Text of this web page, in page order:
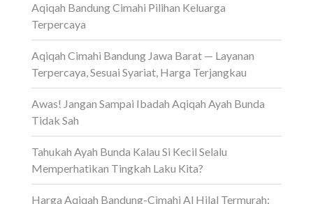
Aqiqah Bandung Cimahi Pilihan Keluarga
Terpercaya
Aqiqah Cimahi Bandung Jawa Barat — Layanan
Terpercaya, Sesuai Syariat, Harga Terjangkau
Awas! Jangan Sampai Ibadah Aqiqah Ayah Bunda
Tidak Sah
Tahukah Ayah Bunda Kalau Si Kecil Selalu
Memperhatikan Tingkah Laku Kita?
Harga Aqiqah Bandung-Cimahi Al Hilal Termurah: